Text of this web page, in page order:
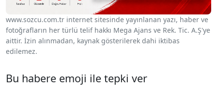
www.sozcu.com.tr internet sitesinde yayınlanan yazı, haber ve
fotoğrafların her türlü telif hakkı Mega Ajans ve Rek. Tic. A.Ş'ye
aittir. İzin alınmadan, kaynak gösterilerek dahi iktibas
edilemez.
Bu habere emoji ile tepki ver